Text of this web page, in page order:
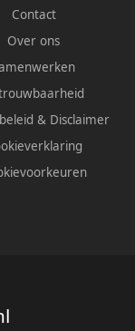
Contact
Over ons
& Disclaimer